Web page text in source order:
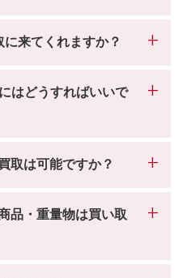
来てくれますか？
はどうすればいいで
取は可能ですか？
品・重量物は買い取